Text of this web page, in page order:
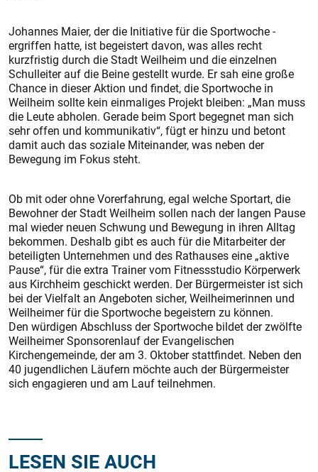
Johannes Maier, der die Initia­tive für die Sportwoche ­
ergriffen hatte, ist begeistert davon, was alles recht
kurzfristig durch die Stadt Weilheim und die einzelnen
Schulleiter auf die Beine gestellt wurde. Er sah eine große
Chance in dieser Aktion und findet, die Sportwoche in
Weilheim sollte kein einmaliges Projekt bleiben: „Man muss
die Leute abholen. Gerade beim Sport begegnet man sich
sehr offen und kommunikativ“, fügt er hinzu und betont
damit auch das soziale Miteinander, was neben der
Bewegung im Fokus steht.
Ob mit oder ohne Vorerfahrung, egal welche Sportart, die
Bewohner der Stadt Weilheim sollen nach der langen Pause
mal wieder neuen Schwung und Bewegung in ihren Alltag
bekommen. Deshalb gibt es auch für die Mitarbeiter der
beteiligten Unternehmen und des Rathauses eine „aktive
Pause“, für die extra Trainer vom Fitnessstudio Körperwerk
aus Kirchheim geschickt werden. Der Bürgermeister ist sich
bei der Vielfalt an Angeboten sicher, Weilheimerinnen und
Weilheimer für die Sportwoche begeistern zu können.
Den würdigen Abschluss der Sportwoche bildet der zwölfte
Weilheimer Sponsorenlauf der Evangelischen
Kirchengemeinde, der am 3. Oktober stattfindet. Neben den
40 jugendlichen Läufern möchte auch der Bürgermeister
sich engagieren und am Lauf teilnehmen.
LESEN SIE AUCH